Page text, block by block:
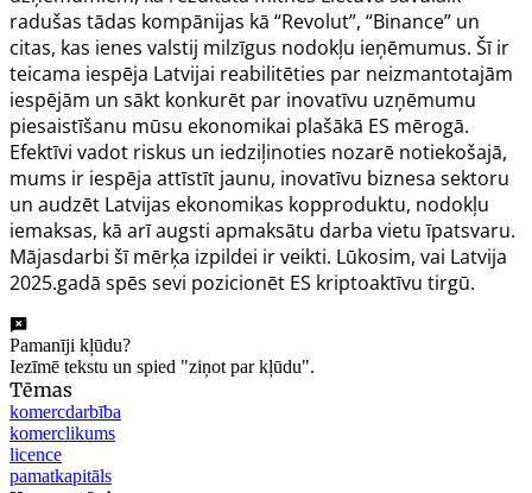
radušas tādas kompānijas kā “Revolut”, “Binance” un
citas, kas ienes valstij milzīgus nodokļu ieņēmumus. Šī ir
teicama iespēja Latvijai reabilitēties par neizmantotajām
iespējām un sākt konkurēt par inovatīvu uzņēmumu
piesaistīšanu mūsu ekonomikai plašākā ES mērogā.
Efektīvi vadot riskus un iedziļinoties nozarē notiekošajā,
mums ir iespēja attīstīt jaunu, inovatīvu biznesa sektoru
un audzēt Latvijas ekonomikas kopproduktu, nodokļu
iemaksas, kā arī augsti apmaksātu darba vietu īpatsvaru.
Mājasdarbi šī mērķa izpildei ir veikti. Lūkosim, vai Latvija
2025.gadā spēs sevi pozicionēt ES kriptoaktīvu tirgū.
Pamanīji kļūdu?
Iezīmē tekstu un spied "ziņot par kļūdu".
Tēmas
komercdarbība
komerclikums
licence
pamatkapitāls